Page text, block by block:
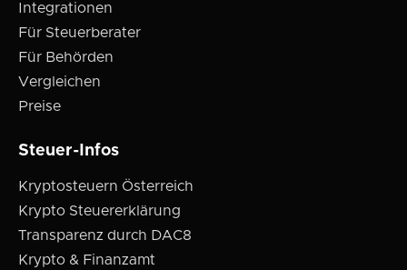
Integrationen
Für Steuerberater
Für Behörden
Vergleichen
Preise
Steuer-Infos
Kryptosteuern Österreich
Krypto Steuererklärung
Transparenz durch DAC8
Krypto & Finanzamt